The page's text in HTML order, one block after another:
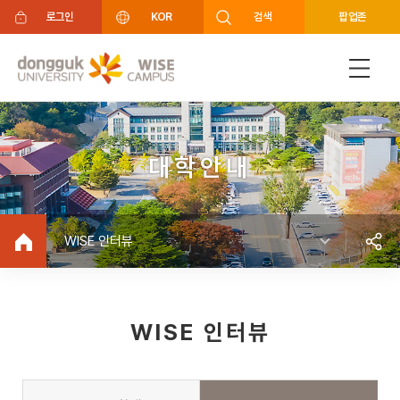
주메뉴 바로가기
푸터 바로가기
로그인 KOR 검색 팝업존
대학안내
WISE 인터뷰
WISE 인터뷰